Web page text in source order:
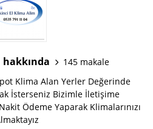
hakkında
145 makale
Klima Alan Yerler Değerinde
İsterseniz Bizimle İletişime
Ödeme Yaparak Klimalarınızı